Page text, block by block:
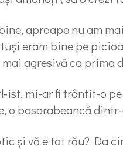
aproape nu am
eram bine pe
agresivă ca prima
mi-ar fi trântit-o pe
o basarabeancă
și vă e tot rău? Da